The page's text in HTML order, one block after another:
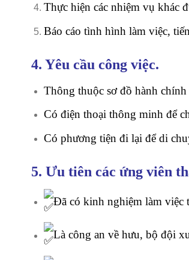
Thực hiện các nhiệm vụ khác
Báo cáo tình hình làm việc,
4. Yêu cầu công việc.
Thông thuộc sơ đồ hành
Có điện thoại thông minh để
Có phương tiện đi lại để di
5. Ưu tiên các ứng viên
Đã có kinh nghiệm làm việc
Là công an về hưu, bộ đội